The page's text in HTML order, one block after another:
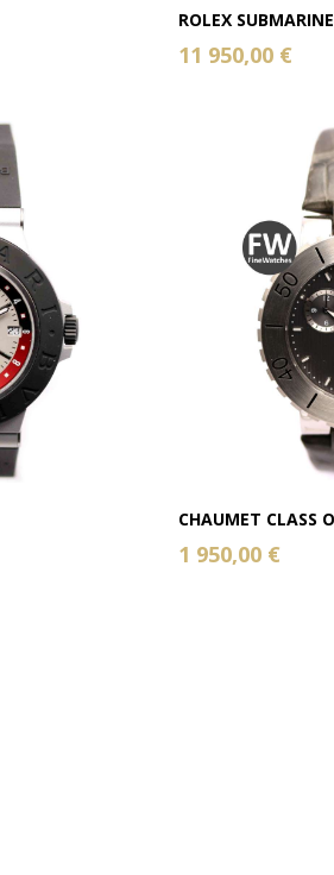
ROLEX
11 950,00 €
CHAUMET CLASS
1 950,00 €